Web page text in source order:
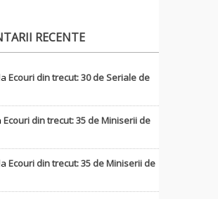
RECENTE
Ecouri din trecut: 30 de Seriale de
Ecouri din trecut: 35 de Miniserii de
Ecouri din trecut: 35 de Miniserii de